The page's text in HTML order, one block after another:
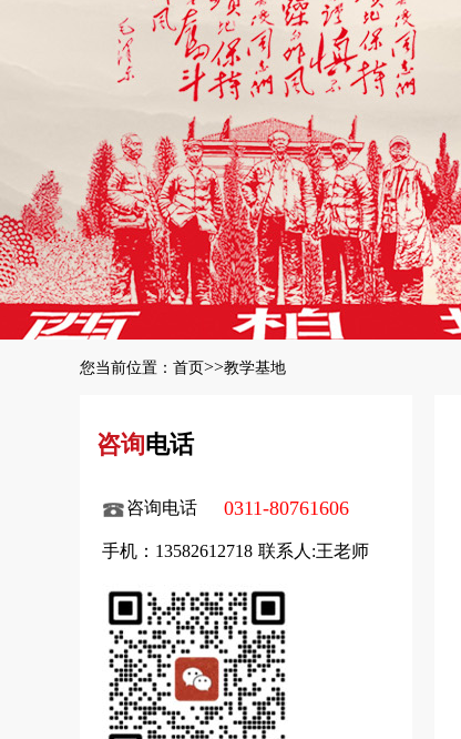
您当前位置： 首页>>教学基地
咨询电话
咨询电话 0311-80761606
手机：13582612718 联系人:王老师